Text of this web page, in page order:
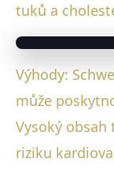
tuků a
Výhody:
může
Vysoký
riziku